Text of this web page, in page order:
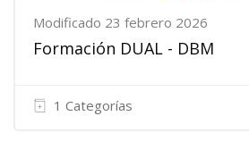
Modificado 23 febrero 2026
Formación DUAL - DBM
1 Categorías